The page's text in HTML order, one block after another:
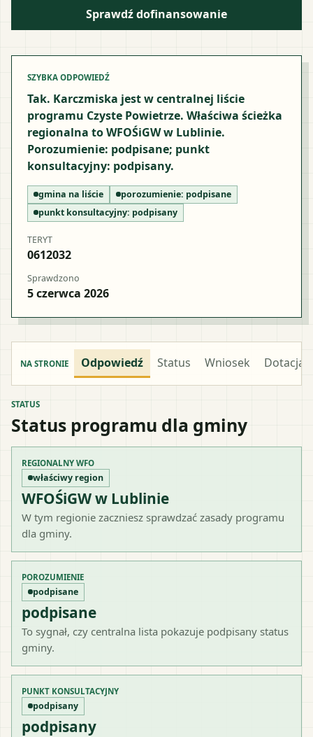
Sprawdź dofinansowanie
SZYBKA ODPOWIEDŹ
Tak. Karczmiska jest w centralnej liście
programu Czyste Powietrze. Właściwa ścieżka
regionalna to WFOŚiGW w Lublinie.
Porozumienie: podpisane; punkt
konsultacyjny: podpisany.
gmina na liście porozumienie: podpisane
punkt konsultacyjny: podpisany
TERYT
0612032
Sprawdzono
5 czerwca 2026
NA STRONIE Odpowiedź Status Wniosek Dotacja
STATUS
Status programu dla gminy
REGIONALNY WFO
właściwy region
WFOŚiGW w Lublinie
W tym regionie zaczniesz sprawdzać zasady programu
dla gminy.
POROZUMIENIE
podpisane
podpisane
To sygnał, czy centralna lista pokazuje podpisany status
gminy.
PUNKT KONSULTACYJNY
podpisany
podpisany